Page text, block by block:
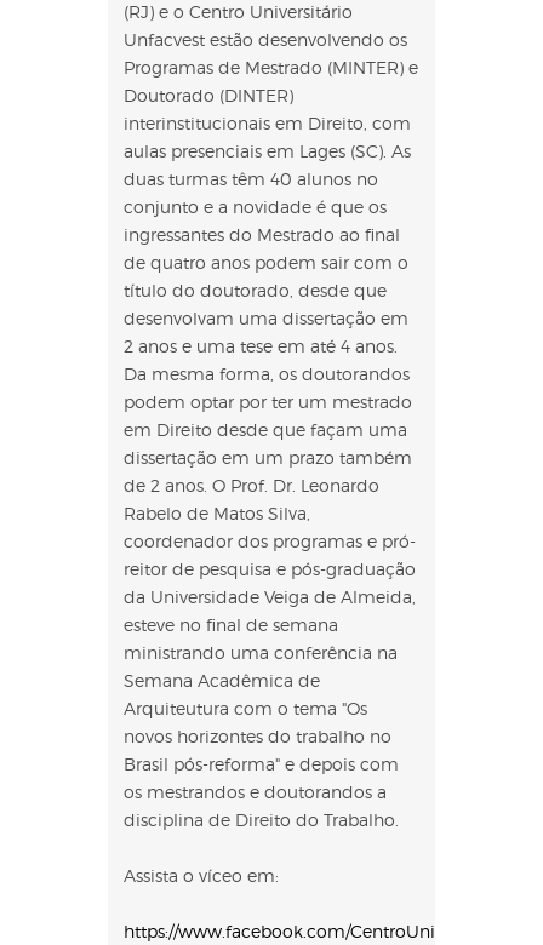
(RJ) e o Centro Universitário
Unfacvest estão desenvolvendo os
Programas de Mestrado (MINTER) e
Doutorado (DINTER)
interinstitucionais em Direito, com
aulas presenciais em Lages (SC). As
duas turmas têm 40 alunos no
conjunto e a novidade é que os
ingressantes do Mestrado ao final
de quatro anos podem sair com o
título do doutorado, desde que
desenvolvam uma dissertação em
2 anos e uma tese em até 4 anos.
Da mesma forma, os doutorandos
podem optar por ter um mestrado
em Direito desde que façam uma
dissertação em um prazo também
de 2 anos. O Prof. Dr. Leonardo
Rabelo de Matos Silva,
coordenador dos programas e pró-
reitor de pesquisa e pós-graduação
da Universidade Veiga de Almeida,
esteve no final de semana
ministrando uma conferência na
Semana Acadêmica de
Arquiteutura com o tema "Os
novos horizontes do trabalho no
Brasil pós-reforma" e depois com
os mestrandos e doutorandos a
disciplina de Direito do Trabalho.
Assista o víceo em:
https://www.facebook.com/